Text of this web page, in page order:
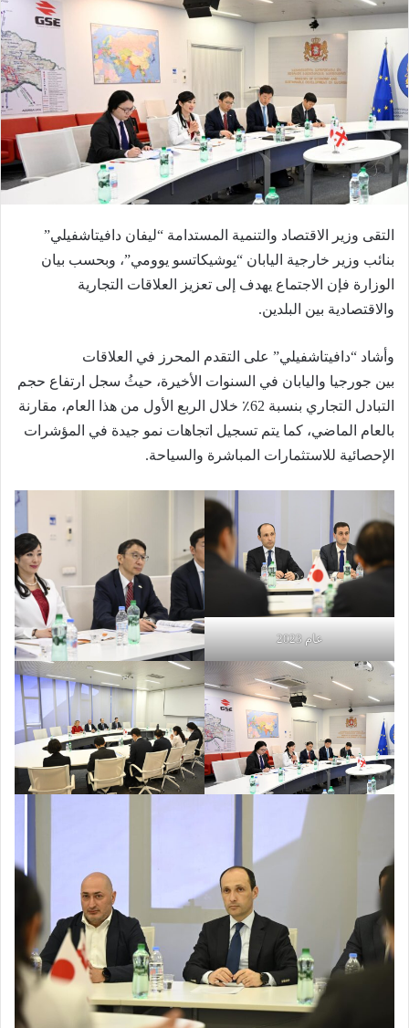
التقى وزير الاقتصاد والتنمية المستدامة “ليفان دافيتاشفيلي”
بنائب وزير خارجية اليابان “يوشيكاتسو يوومي”، وبحسب بيان
الوزارة فإن الاجتماع يهدف إلى تعزيز العلاقات التجارية
والاقتصادية بين البلدين.
وأشاد “دافيتاشفيلي” على التقدم المحرز في العلاقات
بين جورجيا واليابان في السنوات الأخيرة، حيثُ سجل ارتفاع حجم
التبادل التجاري بنسبة 62٪ خلال الربع الأول من هذا العام، مقارنة
بالعام الماضي، كما يتم تسجيل اتجاهات نمو جيدة في المؤشرات
الإحصائية للاستثمارات المباشرة والسياحة.
عام 2023